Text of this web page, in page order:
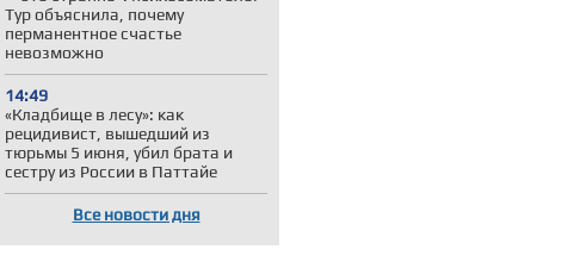
Тур объяснила, почему
перманентное счастье
невозможно
14:49
«Кладбище в лесу»: как
рецидивист, вышедший из
тюрьмы 5 июня, убил брата и
сестру из России в Паттайе
Все новости дня